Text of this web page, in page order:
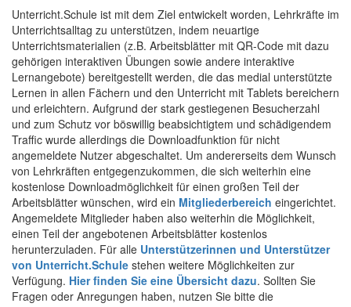
Unterricht.Schule ist mit dem Ziel entwickelt worden, Lehrkräfte im
Unterrichtsalltag zu unterstützen, indem neuartige
Unterrichtsmaterialien (z.B. Arbeitsblätter mit QR-Code mit dazu
gehörigen interaktiven Übungen sowie andere interaktive
Lernangebote) bereitgestellt werden, die das medial unterstützte
Lernen in allen Fächern und den Unterricht mit Tablets bereichern
und erleichtern. Aufgrund der stark gestiegenen Besucherzahl
und zum Schutz vor böswillig beabsichtigtem und schädigendem
Traffic wurde allerdings die Downloadfunktion für nicht
angemeldete Nutzer abgeschaltet. Um andererseits dem Wunsch
von Lehrkräften entgegenzukommen, die sich weiterhin eine
kostenlose Downloadmöglichkeit für einen großen Teil der
Arbeitsblätter wünschen, wird ein Mitgliederbereich eingerichtet.
Angemeldete Mitglieder haben also weiterhin die Möglichkeit,
einen Teil der angebotenen Arbeitsblätter kostenlos
herunterzuladen. Für alle Unterstützerinnen und Unterstützer
von Unterricht.Schule stehen weitere Möglichkeiten zur
Verfügung. Hier finden Sie eine Übersicht dazu. Sollten Sie
Fragen oder Anregungen haben, nutzen Sie bitte die